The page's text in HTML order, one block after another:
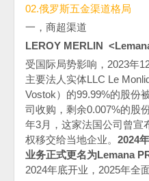
02.俄罗斯五金渠道格局
一，商超渠道
LEROY MERLIN <
受国际局势影响， 2023年
主要法人实体LLC Le
Vostok）的99.99%的股份
司收购，剩余0.007%的股
年3月，这家法国公司曾宣
权移交给当地企业。 2024年
业务正式更名为Lemana
2024年底开业， 2025年全